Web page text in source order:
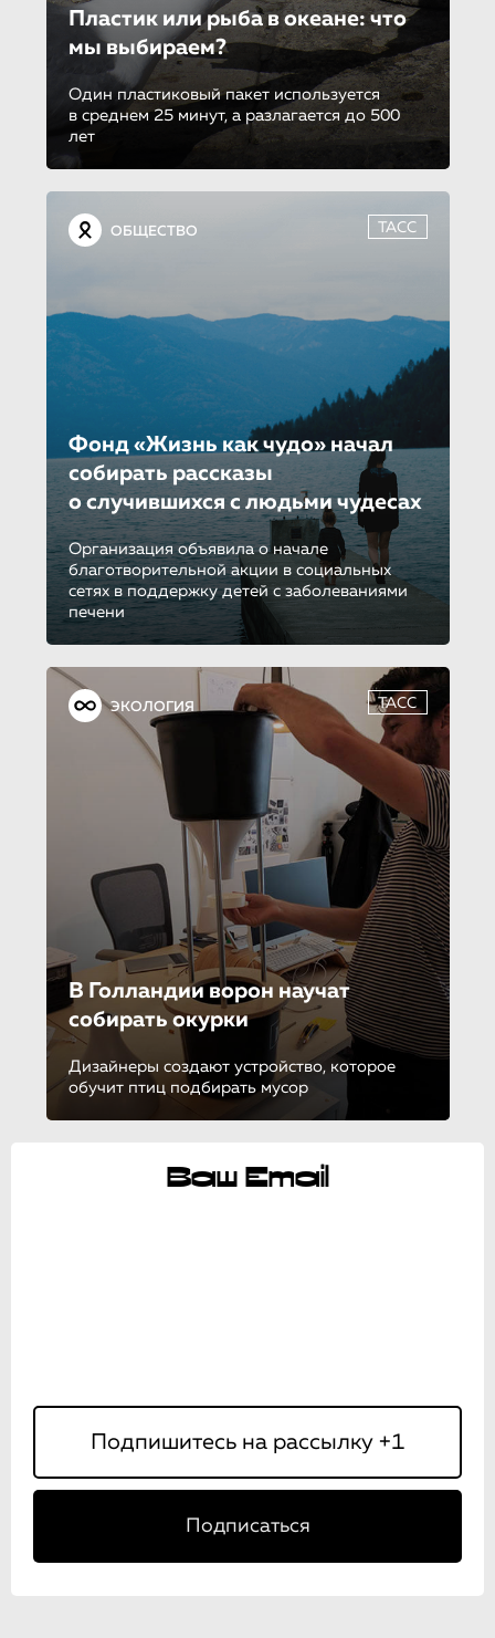
Пластик или рыба в океане: что
мы выбираем?
Один пластиковый пакет используется
в среднем 25 минут, а разлагается до 500
лет
ОБЩЕСТВО ТАСС
Фонд «Жизнь как чудо» начал
собирать рассказы
о случившихся с людьми чудесах
Организация объявила о начале
благотворительной акции в социальных
сетях в поддержку детей с заболеваниями
печени
ЭКОЛОГИЯ ТАСС
В Голландии ворон научат
собирать окурки
Дизайнеры создают устройство, которое
обучит птиц подбирать мусор
Ваш Email
Подписаться